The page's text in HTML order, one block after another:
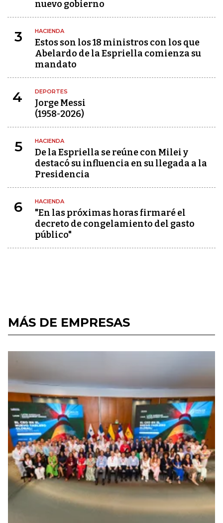
nuevo gobierno
3 HACIENDA
Estos son los 18 ministros con los que
Abelardo de la Espriella comienza su
mandato
4 DEPORTES
Jorge Messi
(1958-2026)
5 HACIENDA
De la Espriella se reúne con Milei y
destacó su influencia en su llegada a la
Presidencia
6 HACIENDA
"En las próximas horas firmaré el
decreto de congelamiento del gasto
público"
MÁS DE EMPRESAS